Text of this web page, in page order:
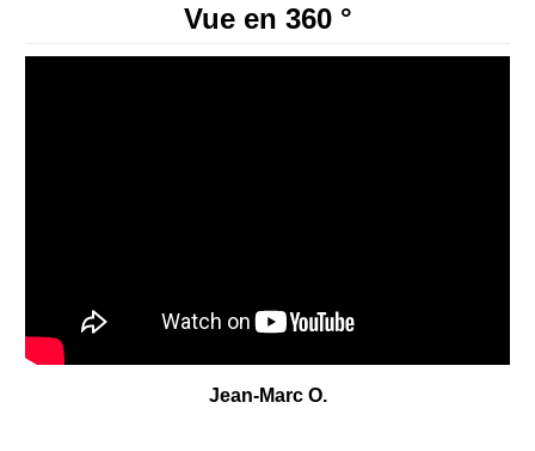
Vue en 360 °
Jean-Marc O.